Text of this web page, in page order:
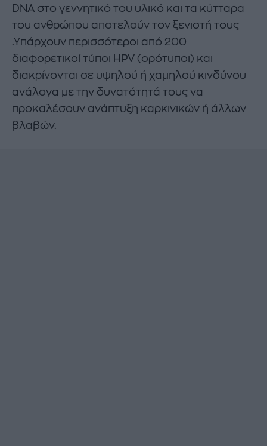
DNA στο γεννητικό του υλικό και τα κύτταρα
του ανθρώπου αποτελούν τον ξενιστή τους
.Υπάρχουν περισσότεροι από 200
διαφορετικοί τύποι HPV (ορότυποι) και
διακρίνονται σε υψηλού ή χαμηλού κινδύνου
ανάλογα με την δυνατότητά τους να
προκαλέσουν ανάπτυξη καρκινικών ή άλλων
βλαβών.